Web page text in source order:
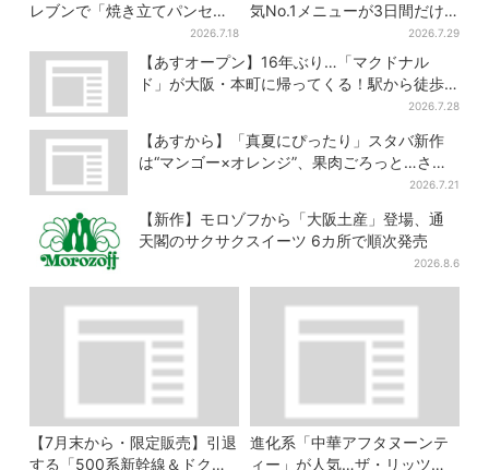
レブンで「焼き立てパンセー
ル」、人気シリーズがお得
に…チョコクッキーも対象
2026.7.18
気No.1メニューが3日間だけ
2026.7.29
【あすオープン】16年ぶり…「マクドナル
ド」が大阪・本町に帰ってくる！駅から徒歩1
2026.7.28
【あすから】「真夏にぴったり」スタバ新作
は“マンゴー×オレンジ”、果肉ごろっと…さっ
2026.7.21
【新作】モロゾフから「大阪土産」登場、通
天閣のサクサクスイーツ 6カ所で順次発売
2026.8.6
【7月末から・限定販売】引退
する「500系新幹線＆ドクタ
進化系「中華アフタヌーンテ
ィー」が人気…ザ・リッツ・